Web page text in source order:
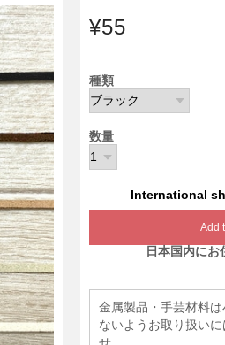
¥55
種類
数量
International
Add
日本国内にお
金属製品・手芸材料
ないようお取り扱い